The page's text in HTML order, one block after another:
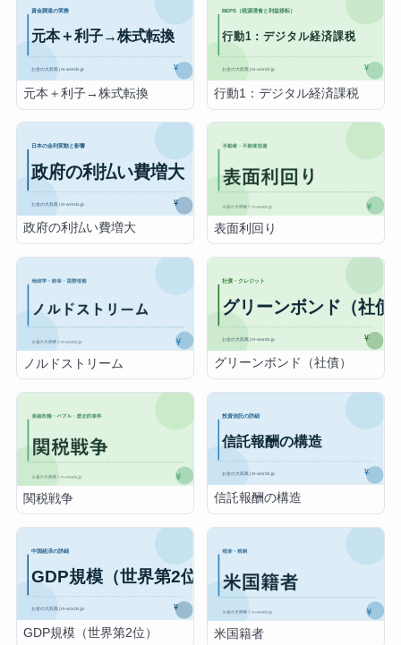
元本＋利子→株式転換 行動1：デジタル経済課税
政府の利払い費増大 表面利回り
ノルドストリーム グリーンボンド（社債）
関税戦争 信託報酬の構造
GDP規模（世界第2位） 米国籍者